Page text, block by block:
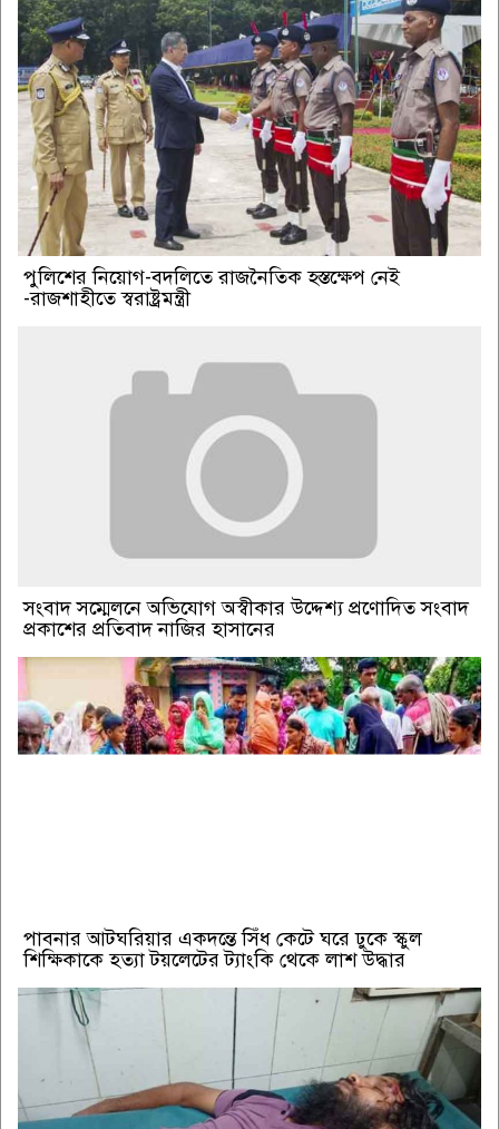
পুলিশের নিয়োগ-বদলিতে রাজনৈতিক হস্তক্ষেপ নেই
-রাজশাহীতে স্বরাষ্ট্রমন্ত্রী
সংবাদ সম্মেলনে অভিযোগ অস্বীকার উদ্দেশ্য প্রণোদিত সংবাদ
প্রকাশের প্রতিবাদ নাজির হাসানের
পাবনার আটঘরিয়ার একদন্তে সিঁধ কেটে ঘরে ঢুকে স্কুল
শিক্ষিকাকে হত্যা টয়লেটের ট্যাংকি থেকে লাশ উদ্ধার